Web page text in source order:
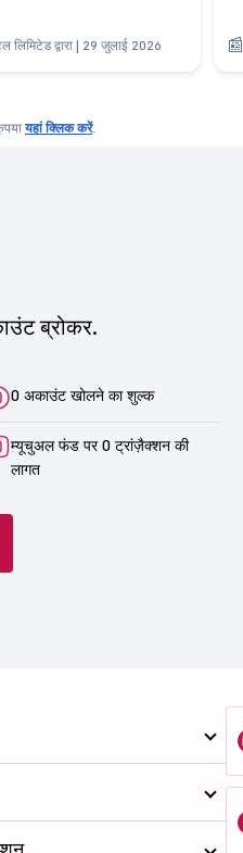
लिमिटेड द्वारा | 29 जुलाई 2026
यहां क्लिक करें.
ब्रोकर.
0 अकाउंट खोलने का शुल्क
म्यूचुअल फंड पर 0 ट्रांज़ैक्शन की
लागत